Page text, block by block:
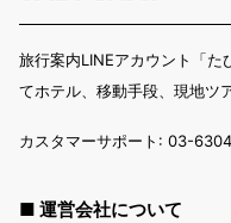
旅行案内LINEアカウント「
てホテル、移動手段、現地ツ
カスタマーサポート: 03-
■ 運営会社について